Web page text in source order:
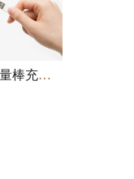
便携超薄小巧能量棒充电宝